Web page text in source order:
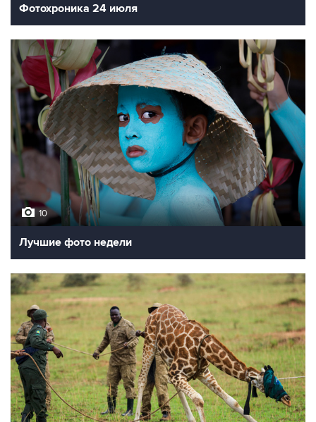
Фотохроника 24 июля
10
Лучшие фото недели